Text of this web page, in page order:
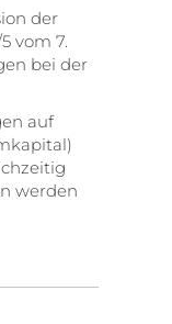
der
vom 7.
bei der
auf
werden